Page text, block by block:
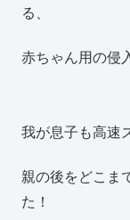
る、
赤ちゃん用の侵
我が息子も高速
親の後をどこま
た！